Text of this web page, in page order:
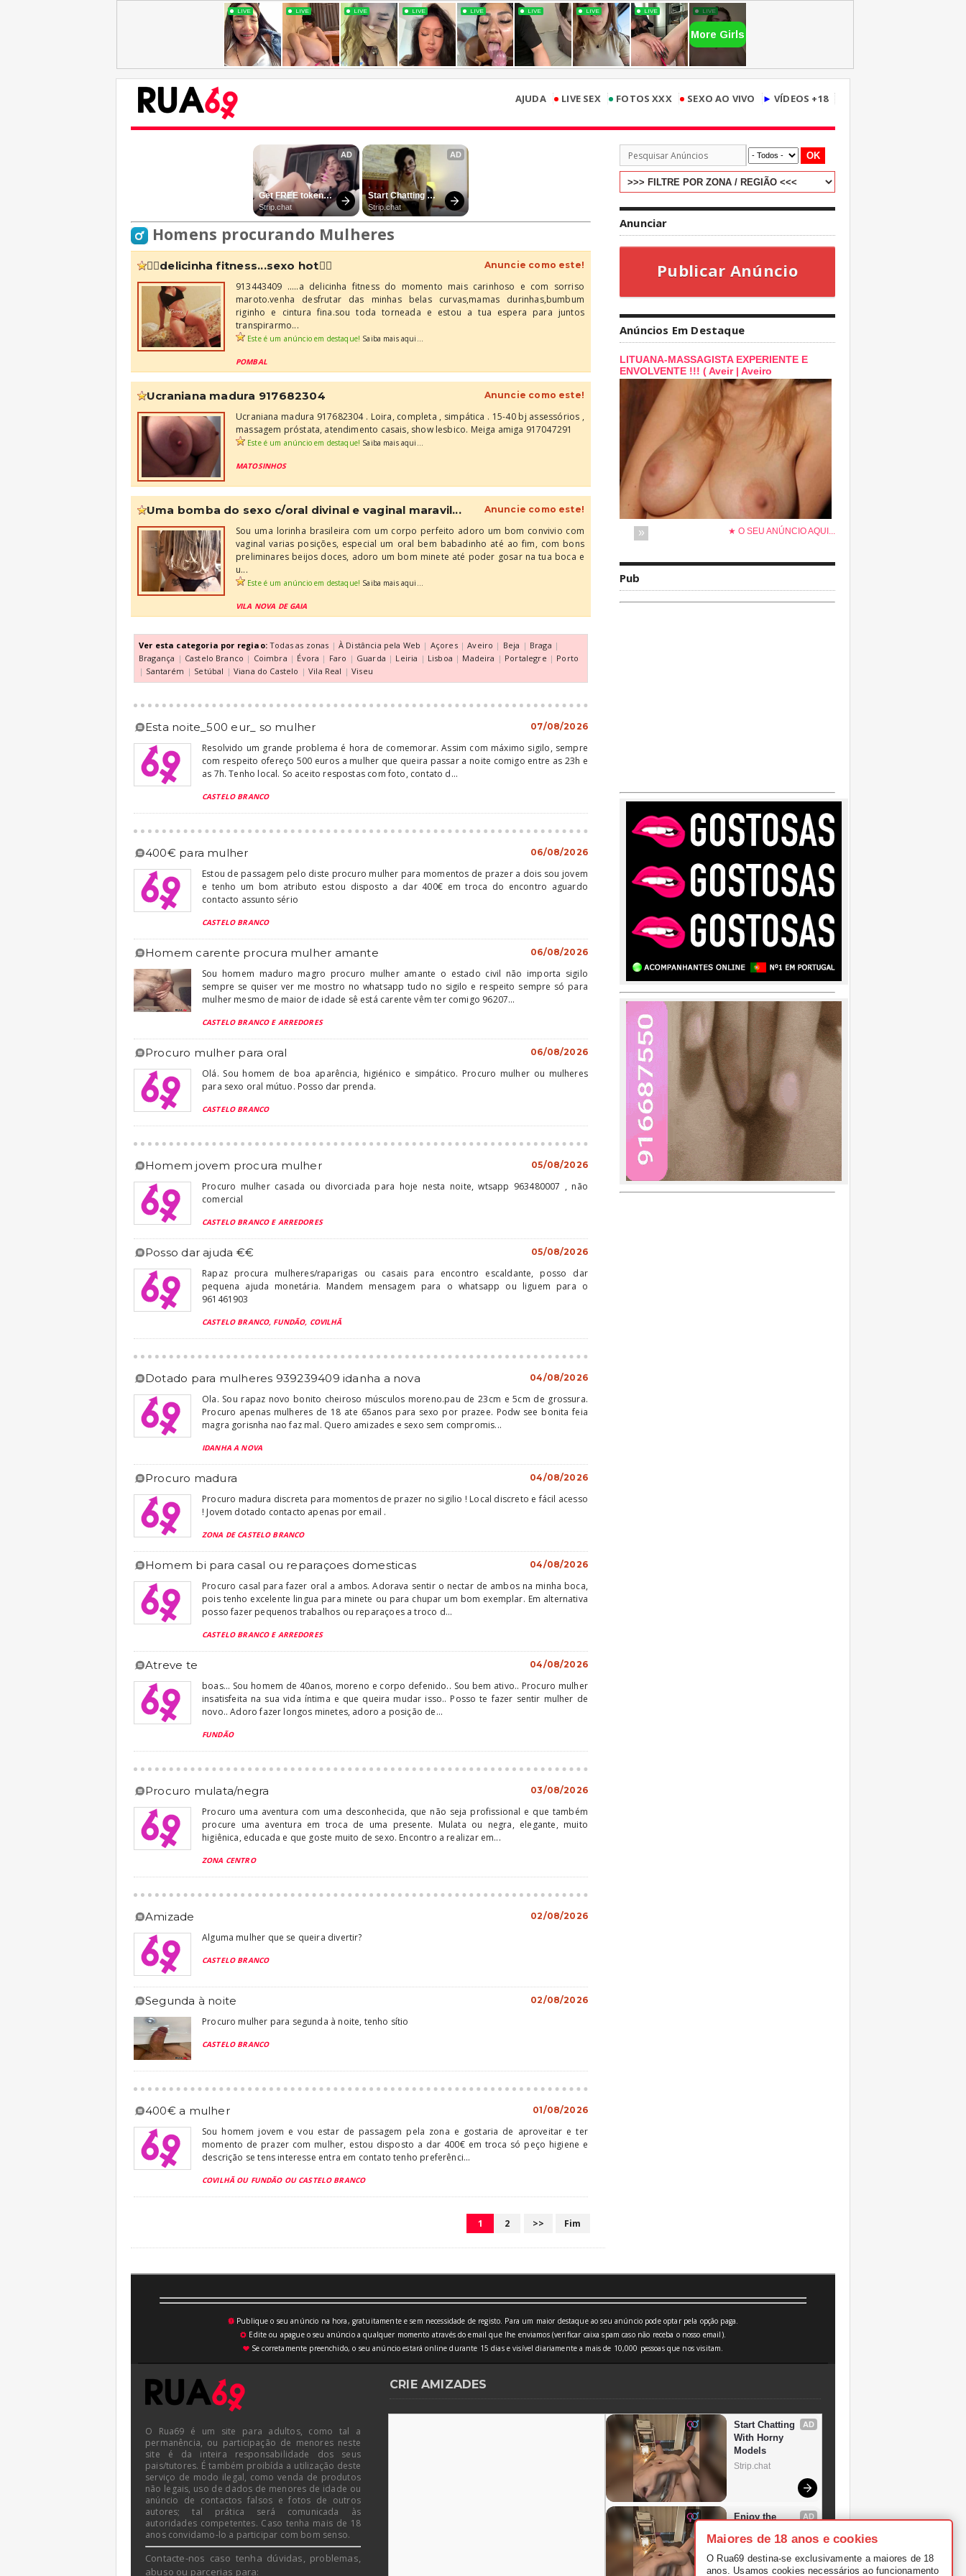
AJUDA • LIVE SEX • FOTOS XXX • SEXO AO VIVO ► VÍDEOS +18
Homens procurando Mulheres
❤️‍🔥delicinha fitness...sexo hot❤️‍🔥 Anuncie como este!
913443409 .....a delicinha fitness do momento mais carinhoso e com sorriso
maroto.venha desfrutar das minhas belas curvas,mamas durinhas,bumbum
riginho e cintura fina.sou toda torneada e estou a tua espera para juntos
transpirarmo...
Este é um anúncio em destaque! Saiba mais aqui...
POMBAL
ucraniana madura 917682304 Anuncie como este!
Ucraniana madura 917682304 . Loira, completa , simpática . 15-40 bj assessórios ,
massagem próstata, atendimento casais, show lesbico. Meiga amiga 917047291
Este é um anúncio em destaque! Saiba mais aqui...
MATOSINHOS
uma bomba do sexo c/oral divinal e vaginal maravil... Anuncie como este!
Sou uma lorinha brasileira com um corpo perfeito adoro um bom convivio com
vaginal varias posições, especial um oral bem babadinho até ao fim, com bons
preliminares beijos doces, adoro um bom minete até poder gosar na tua boca e
u...
Este é um anúncio em destaque! Saiba mais aqui...
VILA NOVA DE GAIA
Ver esta categoria por regiao: Todas as zonas | À Distância pela Web | Açores | Aveiro | Beja | Braga |
Bragança | Castelo Branco | Coimbra | Évora | Faro | Guarda | Leiria | Lisboa | Madeira | Portalegre | Porto
| Santarém | Setúbal | Viana do Castelo | Vila Real | Viseu
esta noite_500 eur_ so mulher 07/08/2026
Resolvido um grande problema é hora de comemorar. Assim com máximo sigilo, sempre
com respeito ofereço 500 euros a mulher que queira passar a noite comigo entre as 23h e
as 7h. Tenho local. So aceito respostas com foto, contato d...
CASTELO BRANCO
400€ para mulher 06/08/2026
Estou de passagem pelo diste procuro mulher para momentos de prazer a dois sou jovem
e tenho um bom atributo estou disposto a dar 400€ em troca do encontro aguardo
contacto assunto sério
CASTELO BRANCO
homem carente procura mulher amante 06/08/2026
Sou homem maduro magro procuro mulher amante o estado civil não importa sigilo
sempre se quiser ver me mostro no whatsapp tudo no sigilo e respeito sempre só para
mulher mesmo de maior de idade sê está carente vêm ter comigo 96207...
CASTELO BRANCO E ARREDORES
procuro mulher para oral 06/08/2026
Olá. Sou homem de boa aparência, higiénico e simpático. Procuro mulher ou mulheres
para sexo oral mútuo. Posso dar prenda.
CASTELO BRANCO
homem jovem procura mulher 05/08/2026
Procuro mulher casada ou divorciada para hoje nesta noite, wtsapp 963480007 , não
comercial
CASTELO BRANCO E ARREDORES
posso dar ajuda €€ 05/08/2026
Rapaz procura mulheres/raparigas ou casais para encontro escaldante, posso dar
pequena ajuda monetária. Mandem mensagem para o whatsapp ou liguem para o
961461903
CASTELO BRANCO, FUNDÃO, COVILHÃ
dotado para mulheres 939239409 idanha a nova 04/08/2026
Ola. Sou rapaz novo bonito cheiroso músculos moreno.pau de 23cm e 5cm de grossura.
Procuro apenas mulheres de 18 ate 65anos para sexo por prazee. Podw see bonita feia
magra gorisnha nao faz mal. Quero amizades e sexo sem compromis...
IDANHA A NOVA
procuro madura 04/08/2026
Procuro madura discreta para momentos de prazer no sigilio ! Local discreto e fácil acesso
! Jovem dotado contacto apenas por email .
ZONA DE CASTELO BRANCO
homem bi para casal ou reparaçoes domesticas 04/08/2026
Procuro casal para fazer oral a ambos. Adorava sentir o nectar de ambos na minha boca,
pois tenho excelente lingua para minete ou para chupar um bom exemplar. Em alternativa
posso fazer pequenos trabalhos ou reparaçoes a troco d...
CASTELO BRANCO E ARREDORES
atreve te 04/08/2026
boas... Sou homem de 40anos, moreno e corpo defenido.. Sou bem ativo.. Procuro mulher
insatisfeita na sua vida íntima e que queira mudar isso.. Posso te fazer sentir mulher de
novo.. Adoro fazer longos minetes, adoro a posição de...
FUNDÃO
procuro mulata/negra 03/08/2026
Procuro uma aventura com uma desconhecida, que não seja profissional e que também
procure uma aventura em troca de uma presente. Mulata ou negra, elegante, muito
higiênica, educada e que goste muito de sexo. Encontro a realizar em...
ZONA CENTRO
amizade 02/08/2026
Alguma mulher que se queira divertir?
CASTELO BRANCO
segunda à noite 02/08/2026
Procuro mulher para segunda à noite, tenho sítio
CASTELO BRANCO
400€ a mulher 01/08/2026
Sou homem jovem e vou estar de passagem pela zona e gostaria de aproveitar e ter
momento de prazer com mulher, estou disposto a dar 400€ em troca só peço higiene e
descrição se tens interesse entra em contato tenho preferênci...
COVILHÃ OU FUNDÃO OU CASTELO BRANCO
1 2 >> Fim
OK
Anunciar
Publicar Anúncio
Anúncios Em Destaque
Pub
💥Publique o seu anúncio na hora, gratuitamente e sem necessidade de registo. Para um maior destaque ao seu anúncio pode optar pela opção paga.
⚙ Edite ou apague o seu anúncio a qualquer momento através do email que lhe enviamos (verificar caixa spam caso não receba o nosso email).
♥Se corretamente preenchido, o seu anúncio estará online durante 15 dias e visível diariamente a mais de 10,000 pessoas que nos visitam.
O Rua69 é um site para adultos, como tal a
permanência, ou participação de menores neste
site é da inteira responsabilidade dos seus
pais/tutores. É também proibída a utilização deste
serviço de modo ilegal, como venda de produtos
não legais, uso de dados de menores de idade ou
anúncio de contactos falsos e fotos de outros
autores; tal prática será comunicada às
autoridades competentes. Caso tenha mais de 18
anos convidamo-lo a participar com bom senso.
Contacte-nos caso tenha dúvidas, problemas,
abuso ou parcerias para:
CRIE AMIZADES
Maiores de 18 anos e cookies
O Rua69 destina-se exclusivamente a maiores de 18
anos. Usamos cookies necessários ao funcionamento